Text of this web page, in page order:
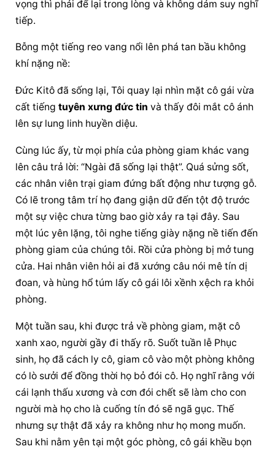
vọng thì phải để lại trong lòng và không dám suy nghĩ
tiếp.
Bỗng một tiếng reo vang nổi lên phá tan bầu không
khí nặng nề:
Đức Kitô đã sống lại, Tôi quay lại nhìn mặt cô gái vừa
cất tiếng tuyên xưng đức tin và thấy đôi mắt cô ánh
lên sự lung linh huyền diệu.
Cùng lúc ấy, từ mọi phía của phòng giam khác vang
lên câu trả lời: “Ngài đã sống lại thật”. Quá sửng sốt,
các nhân viên trại giam đứng bất động như tượng gỗ.
Có lẽ trong tâm trí họ đang giận dữ đến tột độ trước
một sự việc chưa từng bao giờ xảy ra tại đây. Sau
một lúc yên lặng, tôi nghe tiếng giày nặng nề tiến đến
phòng giam của chúng tôi. Rồi cửa phòng bị mở tung
cửa. Hai nhân viên hỏi ai đã xướng câu nói mê tín dị
đoan, và hùng hổ túm lấy cô gái lôi xềnh xệch ra khỏi
phòng.
Một tuần sau, khi được trả về phòng giam, mặt cô
xanh xao, người gầy đi thấy rõ. Suốt tuần lễ Phục
sinh, họ đã cách ly cô, giam cô vào một phòng không
có lò sưởi để đồng thời họ bỏ đói cô. Họ nghĩ rằng với
cái lạnh thấu xương và cơn đói chết sẽ làm cho con
người mà họ cho là cuống tín đó sẽ ngã gục. Thế
nhưng sự thật đã xảy ra không như họ mong muốn.
Sau khi nằm yên tại một góc phòng, cô gái khều bọn